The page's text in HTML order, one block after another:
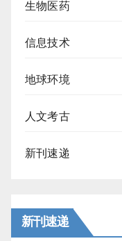
生物医药
信息技术
地球环境
人文考古
新刊速递
新刊速递